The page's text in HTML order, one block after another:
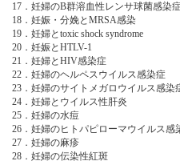
17．妊婦のB群溶血性レンサ球菌感染
18．妊娠・分娩とMRSA感染
19．妊婦とtoxic shock syndrome
20．妊娠とHTLV-1
21．妊婦とHIV感染症
22．妊婦のヘルペスウイルス感染症
23．妊婦のサイトメガロウイルス感染
24．妊婦とウイルス性肝炎
25．妊婦の水痘
26．妊婦のヒトパピローマウイルス感
27．妊婦の麻疹
28．妊婦の伝染性紅斑